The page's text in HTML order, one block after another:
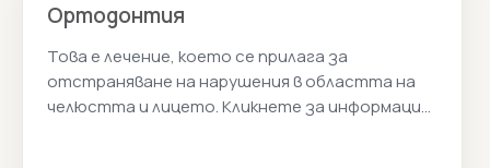
Ортодонтия
Това е лечение, което се прилага за
отстраняване на нарушения в областта на
челюстта и лицето. Кликнете за информация